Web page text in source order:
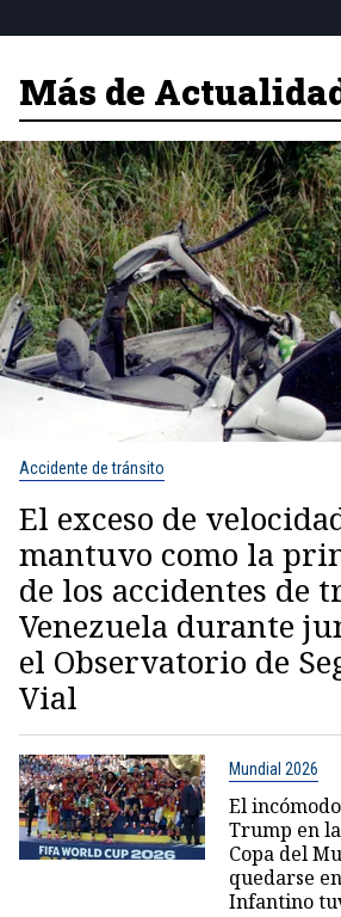
Más de
Accidente de tránsito
El exceso de
mantuvo como la
de los accidentes de
Venezuela durante
el Observatorio de
Vial
Mundial 2026
El
Trump en
Copa del
quedarse
Infantino